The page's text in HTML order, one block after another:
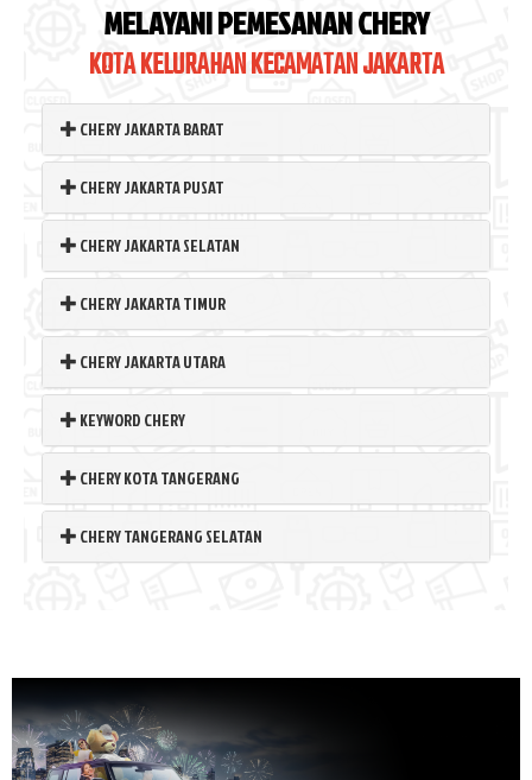
MELAYANI PEMESANAN CHERY
KOTA KELURAHAN KECAMATAN JAKARTA
CHERY JAKARTA BARAT
CHERY JAKARTA PUSAT
CHERY JAKARTA SELATAN
CHERY JAKARTA TIMUR
CHERY JAKARTA UTARA
KEYWORD CHERY
CHERY KOTA TANGERANG
CHERY TANGERANG SELATAN